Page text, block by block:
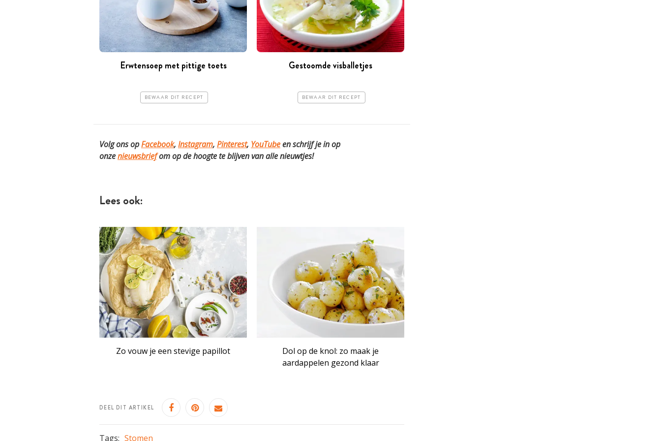
Erwtensoep met pittige toets
BEWAAR DIT RECEPT
Gestoomde visballetjes
BEWAAR DIT RECEPT
Volg ons opFacebook, Instagram, Pinterest, YouTubeen schrijf je in op
onzenieuwsbriefom op de hoogte te blijven van alle nieuwtjes!
Lees ook:
Zo vouw je een stevige papillot
Dol op de knol: zo maak je
aardappelen gezond klaar
DEEL DIT ARTIKEL
Tags: Stomen